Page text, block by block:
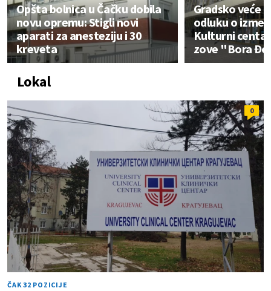
Opšta bolnica u Čačku dobila
novu opremu: Stigli novi
aparati za anesteziju i 30
kreveta
Gradsko veće
odluku o
Kulturni
zove "Bora
Lokal
0
ČAK 32 POZICIJE